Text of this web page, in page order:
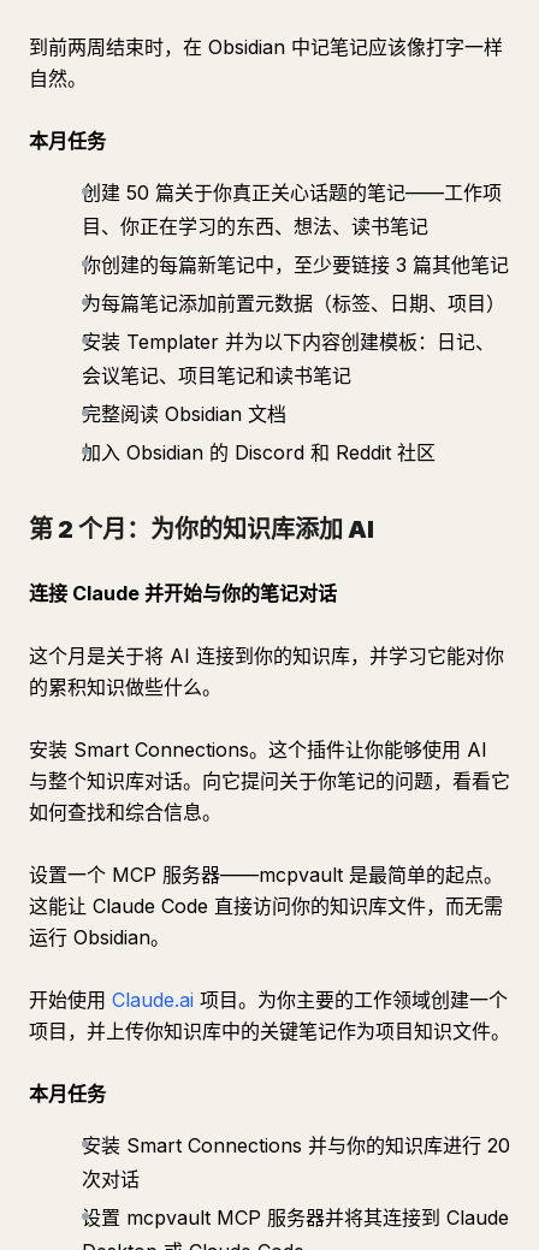
到前两周结束时，在 Obsidian 中记笔记应该像打字一样
自然。
本月任务
创建 50 篇关于你真正关心话题的笔记——工作项
目、你正在学习的东西、想法、读书笔记
你创建的每篇新笔记中，至少要链接 3 篇其他笔记
为每篇笔记添加前置元数据（标签、日期、项目）
安装 Templater 并为以下内容创建模板：日记、
会议笔记、项目笔记和读书笔记
完整阅读 Obsidian 文档
加入 Obsidian 的 Discord 和 Reddit 社区
第 2 个月：为你的知识库添加 AI
连接 Claude 并开始与你的笔记对话
这个月是关于将 AI 连接到你的知识库，并学习它能对你
的累积知识做些什么。
安装 Smart Connections。这个插件让你能够使用 AI
与整个知识库对话。向它提问关于你笔记的问题，看看它
如何查找和综合信息。
设置一个 MCP 服务器——mcpvault 是最简单的起点。
这能让 Claude Code 直接访问你的知识库文件，而无需
运行 Obsidian。
开始使用 Claude.ai 项目。为你主要的工作领域创建一个
项目，并上传你知识库中的关键笔记作为项目知识文件。
本月任务
安装 Smart Connections 并与你的知识库进行 20
次对话
设置 mcpvault MCP 服务器并将其连接到 Claude